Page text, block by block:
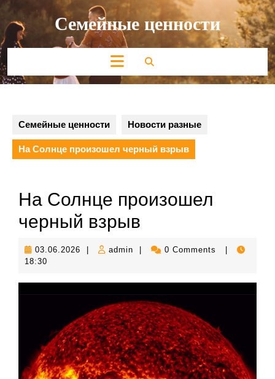
Перейти
содержимому Семейные ценности
Кнопка
Открыть
Семейные ценности Новости разные
На Солнце произошел черный взрыв
На Солнце произошел
черный взрыв
03.06.2026 03.06.2026
admin admin 0 Comments
18:30